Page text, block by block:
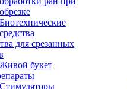
обрезке
Биотехнические
средства
для срезанных
Живой букет
Стимуляторы